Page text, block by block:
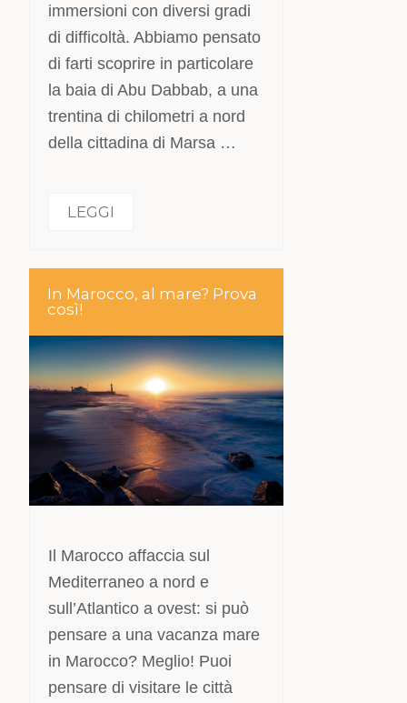
immersioni con diversi gradi
di difficoltà. Abbiamo pensato
di farti scoprire in particolare
la baia di Abu Dabbab, a una
trentina di chilometri a nord
della cittadina di Marsa …
LEGGI
In Marocco, al mare? Prova
così!
Il Marocco affaccia sul
Mediterraneo a nord e
sull’Atlantico a ovest: si può
pensare a una vacanza mare
in Marocco? Meglio! Puoi
pensare di visitare le città